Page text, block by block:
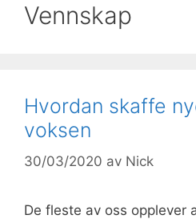
Vennskap
Hvordan skaffe
voksen
30/03/2020 av Nick
De fleste av oss opplever